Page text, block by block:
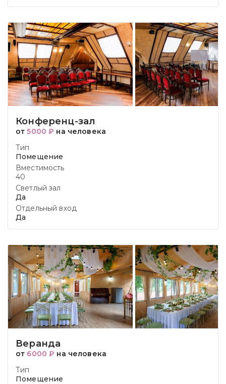
Конференц-зал
от5000 ₽ на человека
Тип
Помещение
Вместимость
40
Светлый зал
Да
Отдельный вход
Да
Веранда
от 6000 ₽ на человека
Тип
Помещение